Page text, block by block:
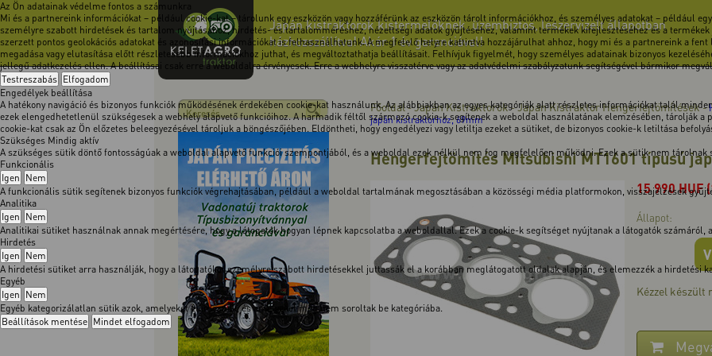
Az Ön adatainak védelme fontos a számunkra
Mi és a partnereink információkat – például cookie-kat – tárolunk egy eszközön vagy hozzáférünk az eszközön tárolt információkhoz, és személyes adatokat – például
személyre szabott hirdetések és tartalom nyújtásához, hirdetés- és tartalomméréshez, nézettségi adatok gyűjtéséhez, valamint termékek kifejlesztéséhez és a
szerzett pontos geolokációs adatokat és azonosítási információkat is felhasználhatunk. A megfelelő helyre kattintva hozzájárulhat ahhoz, hogy mi és a partnereink a
megadása vagy elutasítása előtt részletesebb információkhoz juthat, és megváltoztathatja beállításait. Felhívjuk figyelmét, hogy személyes adatainak bizonyos
jellegű adatkezelés ellen. A beállításai csak erre a weboldalra érvényesek. Erre a webhelyre visszatérve vagy az adatvédelmi szabályzatunk segítségével bármikor
Testreszabás Elfogadom
Engedélyek beállítása
A hatékony navigáció és bizonyos funkciók működésének érdekében cookie-kat használunk. Az alábbiakban az egyes kategóriák alatt részletes információkat talál
ezek elengedhetetlenül szükségesek a webhely alapvető funkcióihoz. A harmadik féltől származó cookie-k segítenek a weboldal használatának elemzésében, tárolják
cookie-kat csak az Ön előzetes beleegyezésével tároljuk a böngészőjében. Eldöntheti, hogy engedélyezi vagy letiltja ezeket a sütiket, de bizonyos cookie-k letiltása
Szükséges Mindig aktív
A szükséges sütik döntő fontosságúak a weboldal alapvető funkciói szempontjából, és a weboldal ezek nélkül nem fog megfelelően működni. Ezek a sütik nem
Funkcionális
Igen Nem
A funkcionális sütik segítenek bizonyos funkciók végrehajtásában, például a weboldal tartalmának megosztásában a közösségi média platformokon, visszajelzések
Analitika
Igen Nem
Analitikai sütiket használnak annak megértésére, hogy a látogatók hogyan lépnek kapcsolatba a weboldallal. Ezek a cookie-k segítséget nyújtanak a látogatók
Hirdetés
Igen Nem
A hirdetési sütiket arra használják, hogy a látogatókat személyre szabott hirdetésekkel juttassák el a korábban meglátogatott oldalak alapján, és elemezzék a hirdetési
Egyéb
Igen Nem
Egyéb kategorizálatlan sütik azok, amelyeket elemeznek, és amelyeket még nem soroltak be kategóriába.
Beállítások mentése Mindet elfogadom
Japán kistraktorok kistermelőknek, üzembiztos, leszervizelt állapotban
házhozszállítva! Akár 1 év garanciával!
Főoldal-Japán Kistraktorok-Japán Kistraktor Hengerfejtömítések-
japán kistraktorhoz, 69mm
Hengerfejtömítés Mitsubishi MT1601 típusú
15 990HUF
Állapot:
Kézzel készült